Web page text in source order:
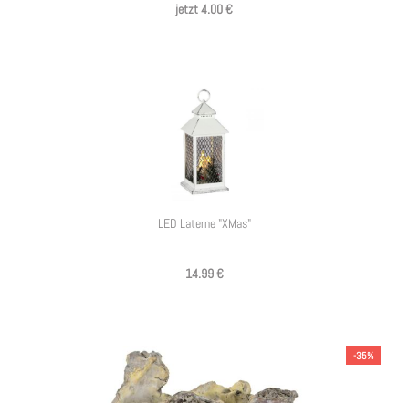
jetzt 4.00 €
LED Laterne "XMas"
14.99 €
-35%